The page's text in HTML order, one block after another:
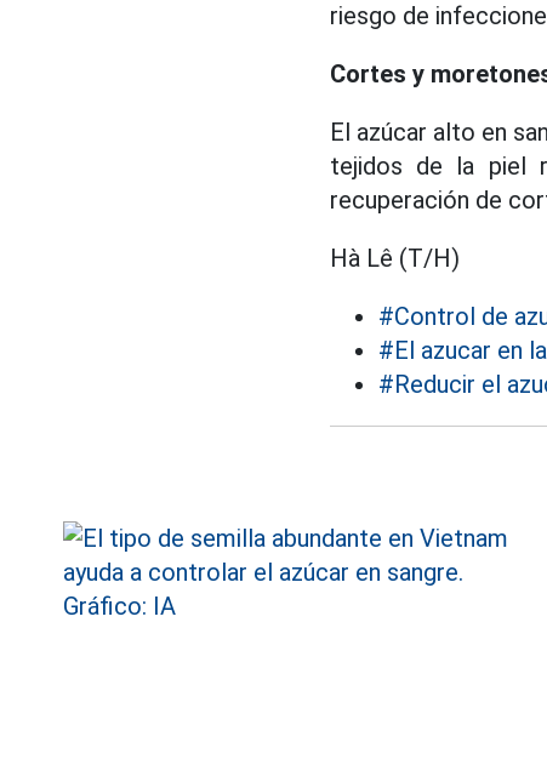
riesgo de
Cortes y
El azúcar alto en
tejidos de la piel
recuperación de
Hà Lê (T/H)
#Control de
#El azucar en
#Reducir el